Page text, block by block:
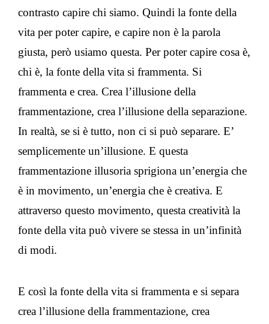
contrasto capire chi siamo. Quindi la fonte della
vita per poter capire, e capire non è la parola
giusta, però usiamo questa. Per poter capire cosa è,
chi è, la fonte della vita si frammenta. Si
frammenta e crea. Crea l’illusione della
frammentazione, crea l’illusione della separazione.
In realtà, se si è tutto, non ci si può separare. E’
semplicemente un’illusione. E questa
frammentazione illusoria sprigiona un’energia che
è in movimento, un’energia che è creativa. E
attraverso questo movimento, questa creatività la
fonte della vita può vivere se stessa in un’infinità
di modi.
E così la fonte della vita si frammenta e si separa
crea l’illusione della frammentazione, crea